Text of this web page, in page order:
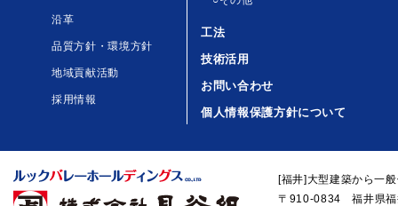
沿革
品質方針・環境方針
地域貢献活動
採用情報
工法
技術活用
お問い合わせ
個人情報保護方針について
[福井]大型建築から一
〒910-0834 福井県